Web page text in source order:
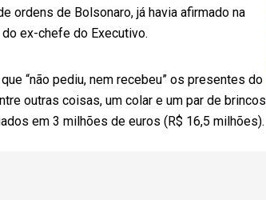
ordens de Bolsonaro, já havia afirmado na
ex-chefe do Executivo.
“não pediu, nem recebeu” os presentes do
outras coisas, um colar e um par de brincos
em 3 milhões de euros (R$ 16,5 milhões).